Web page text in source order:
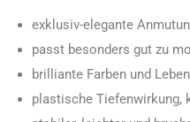
exklusiv-elegante
passt besonders gut zu
brilliante Farben und
plastische Tiefenwirkung,